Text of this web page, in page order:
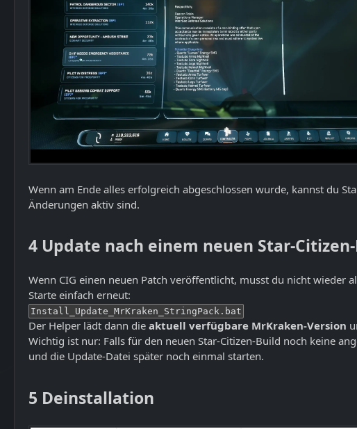
Wenn am Ende alles erfolgreich abgeschlossen wurde, kannst du
Änderungen aktiv sind.
4 Update nach einem neuen Star-
Wenn CIG einen neuen Patch veröffentlicht, musst du nicht wieder
Starte einfach erneut:
Install_Update_MrKraken_StringPack.bat
Der Helper lädt dann die aktuell verfügbare MrKraken-Version
Wichtig ist nur: Falls für den neuen Star-Citizen-Build noch keine
und die Update-Datei später noch einmal starten.
5 Deinstallation